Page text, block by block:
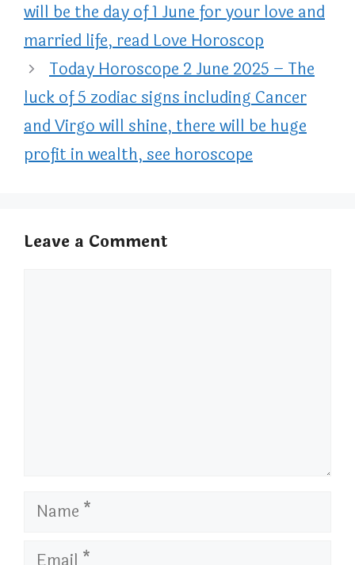
will be the day of 1 June for your love and
married life, read Love Horoscop
Today Horoscope 2 June 2025 – The
luck of 5 zodiac signs including Cancer
and Virgo will shine, there will be huge
profit in wealth, see horoscope
Leave a Comment
Name
Email